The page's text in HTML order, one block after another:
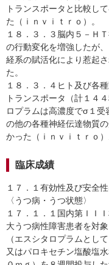
トランスポータと比較し
た（ｉｎｖｉｔｒｏ）。
１８．３．３脳内５－Ｈ
の行動変化を増強したが
経系の賦活化により惹起
た。
１８．３．４ヒト及び各
トランスポータ（計１４
ロプラムは高濃度でσ１
の他の各種神経伝達物質
かった（ｉｎｖｉｔｒｏ）
臨床成績
１７．１有効性及び安全
〈うつ病・うつ状態〉
１７．１．１国内第ＩＩ
大うつ病性障害患者を対
（エスシタロプラムとし
又はパロキセチン塩酸塩